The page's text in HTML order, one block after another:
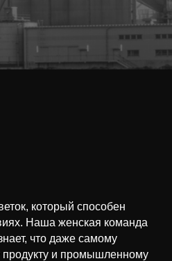
который способен
Наша женская команда
что даже самому
продукту и промышленному